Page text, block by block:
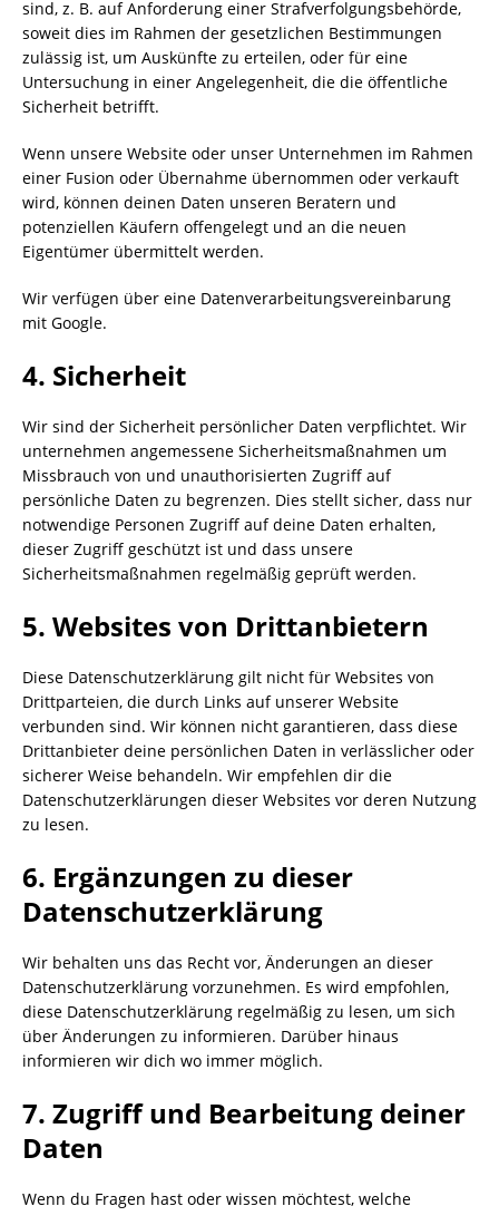
sind, z. B. auf Anforderung einer Strafverfolgungsbehörde,
soweit dies im Rahmen der gesetzlichen Bestimmungen
zulässig ist, um Auskünfte zu erteilen, oder für eine
Untersuchung in einer Angelegenheit, die die öffentliche
Sicherheit betrifft.
Wenn unsere Website oder unser Unternehmen im Rahmen
einer Fusion oder Übernahme übernommen oder verkauft
wird, können deinen Daten unseren Beratern und
potenziellen Käufern offengelegt und an die neuen
Eigentümer übermittelt werden.
Wir verfügen über eine Datenverarbeitungsvereinbarung
mit Google.
4. Sicherheit
Wir sind der Sicherheit persönlicher Daten verpflichtet. Wir
unternehmen angemessene Sicherheitsmaßnahmen um
Missbrauch von und unauthorisierten Zugriff auf
persönliche Daten zu begrenzen. Dies stellt sicher, dass nur
notwendige Personen Zugriff auf deine Daten erhalten,
dieser Zugriff geschützt ist und dass unsere
Sicherheitsmaßnahmen regelmäßig geprüft werden.
5. Websites von Drittanbietern
Diese Datenschutzerklärung gilt nicht für Websites von
Drittparteien, die durch Links auf unserer Website
verbunden sind. Wir können nicht garantieren, dass diese
Drittanbieter deine persönlichen Daten in verlässlicher oder
sicherer Weise behandeln. Wir empfehlen dir die
Datenschutzerklärungen dieser Websites vor deren Nutzung
zu lesen.
6. Ergänzungen zu dieser
Datenschutzerklärung
Wir behalten uns das Recht vor, Änderungen an dieser
Datenschutzerklärung vorzunehmen. Es wird empfohlen,
diese Datenschutzerklärung regelmäßig zu lesen, um sich
über Änderungen zu informieren. Darüber hinaus
informieren wir dich wo immer möglich.
7. Zugriff und Bearbeitung deiner
Daten
Wenn du Fragen hast oder wissen möchtest, welche